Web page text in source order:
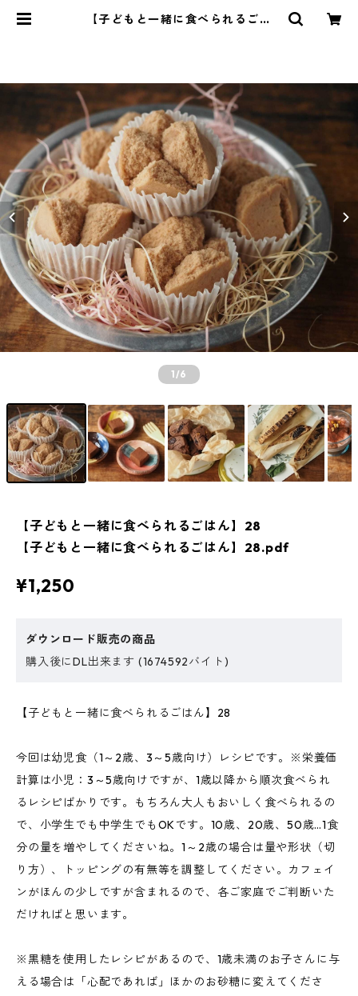
【子どもと一緒に食べられるごは
1/6
【子どもと一緒に食べられるごはん】28
【子どもと一緒に食べられるごはん】28.pdf
¥1,250
ダウンロード販売の商品
購入後にDL出来ます (1674592バイト)
【子どもと一緒に食べられるごはん】28
今回は幼児食（1～2歳、3～5歳向け）レシピです。※栄養価
計算は小児：3～5歳向けですが、1歳以降から順次食べられ
るレシピばかりです。もちろん大人もおいしく食べられるの
で、小学生でも中学生でもOKです。10歳、20歳、50歳…1食
分の量を増やしてくださいね。1～2歳の場合は量や形状（切
り方）、トッピングの有無等を調整してください。カフェイ
ンがほんの少しですが含まれるので、各ご家庭でご判断いた
だければと思います。
※黒糖を使用したレシピがあるので、1歳未満のお子さんに与
える場合は「心配であれば」ほかのお砂糖に変えてくださ